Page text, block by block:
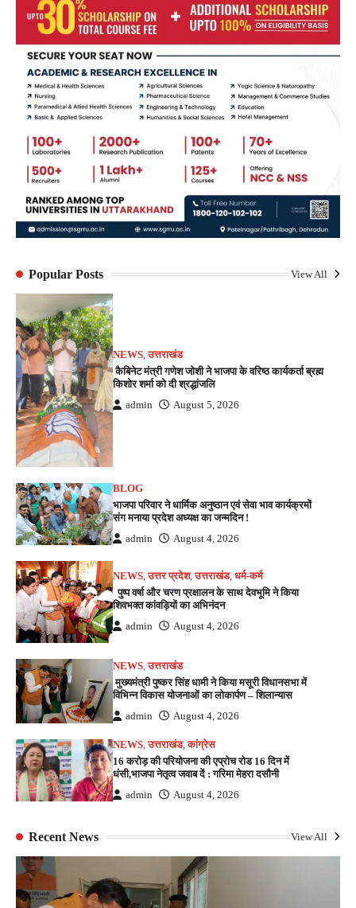
Popular Posts View All
NEWS,उत्तराखंड
कैबिनेट मंत्री गणेश जोशी ने भाजपा के वरिष्ठ कार्यकर्ता ब्रह्म
किशोर शर्मा को दी श्रद्धांजलि
admin August 5, 2026
BLOG
भाजपा परिवार ने धार्मिक अनुष्ठान एवं सेवा भाव कार्यक्रमों
संग मनाया प्रदेश अध्यक्ष का जन्मदिन !
admin August 4, 2026
NEWS,उत्तर प्रदेश,उत्तराखंड,धर्म-कर्म
पुष्प वर्षा और चरण प्रक्षालन के साथ देवभूमि ने किया
शिवभक्त कांवड़ियों का अभिनंदन
admin August 4, 2026
NEWS ,उत्तराखंड
मुख्यमंत्री पुष्कर सिंह धामी ने किया मसूरी विधानसभा में
विभिन्न विकास योजनाओं का लोकार्पण – शिलान्यास
admin August 4, 2026
NEWS,उत्तराखंड,कांग्रेस
16 करोड़ की परियोजना की एप्रोच रोड 16 दिन में
धंसी,भाजपा नेतृत्व जवाब दें : गरिमा मेहरा दसौनी
admin August 4, 2026
Recent News View All